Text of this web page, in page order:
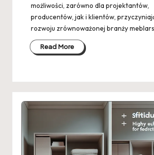
możliwości, zarówno dla projektantów,
producentów, jak i klientów,
rozwoju zrównoważonej branży
Read More